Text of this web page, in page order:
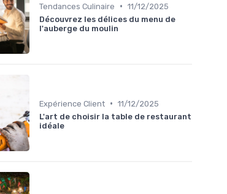
Tendances Culinaire • 11/12/2025
Découvrez les délices du menu de
l'auberge du moulin
Expérience Client • 11/12/2025
L'art de choisir la table de restaurant
idéale